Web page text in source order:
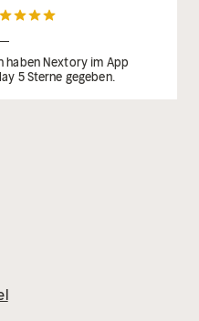
haben Nextory im App
5 Sterne gegeben.